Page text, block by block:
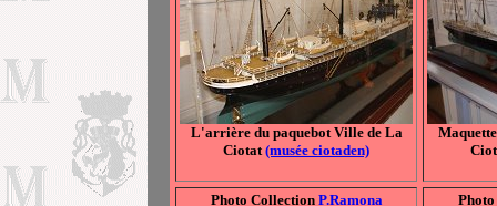
L'arrière du paquebot Ville de La
Ciotat(musée ciotaden)
Photo Collection P.Ramona